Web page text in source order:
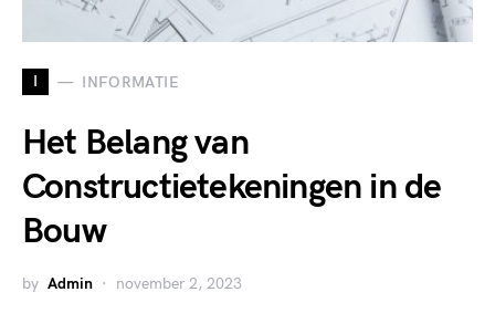
I INFORMATIE
Het Belang van
Constructietekeningen in de
Bouw
by Admin november 2, 2023